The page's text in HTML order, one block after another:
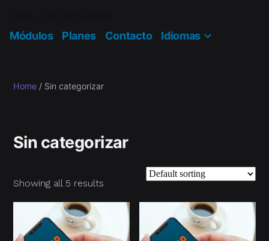
Módulos
Planes Contacto Idiomas
Home / Sin categorizar
Sin categorizar
Showing all 5 results